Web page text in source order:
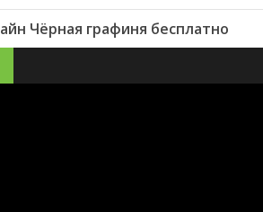
Чёрная графиня бесплатно